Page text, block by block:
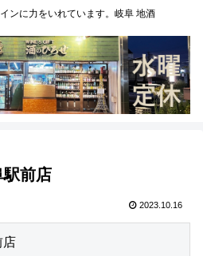
ンに力をいれています。岐阜 地酒
前店
2023.10.16
店